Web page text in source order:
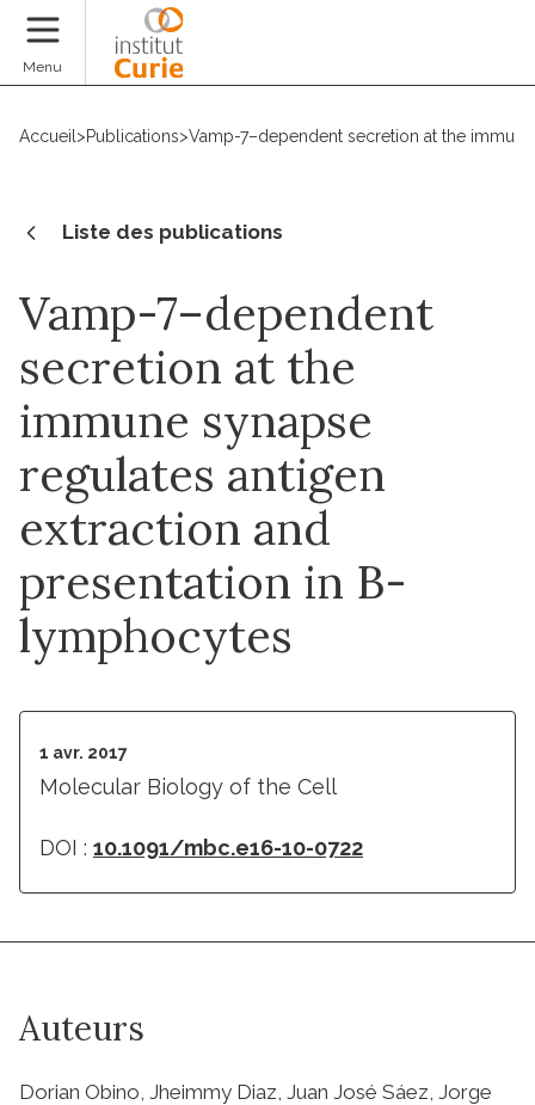
Menu
Accueil >Publications>Vamp-7–dependent secretion at the
Liste des publications
Vamp-7–dependent
secretion at the
immune synapse
regulates antigen
extraction and
presentation in B-
lymphocytes
1 avr. 2017
Molecular Biology of the Cell
DOI : 10.1091/mbc.e16-10-0722
Auteurs
Dorian Obino, Jheimmy Diaz, Juan José Sáez, Jorge